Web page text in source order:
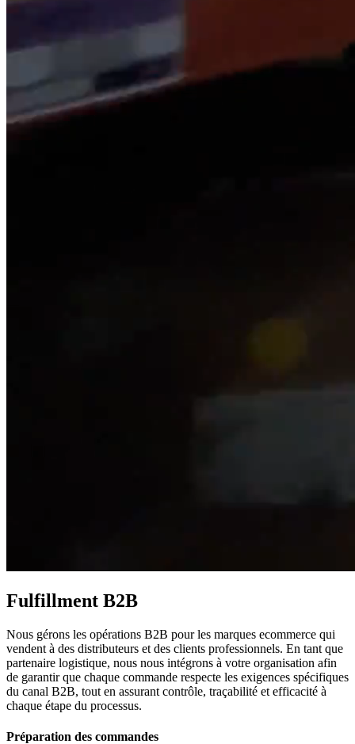
Fulfillment B2B
Nous gérons les opérations B2B pour les marques ecommerce qui
vendent à des distributeurs et des clients professionnels. En tant que
partenaire logistique, nous nous intégrons à votre organisation afin
de garantir que chaque commande respecte les exigences spécifiques
du canal B2B, tout en assurant contrôle, traçabilité et efficacité à
chaque étape du processus.
Préparation des commandes